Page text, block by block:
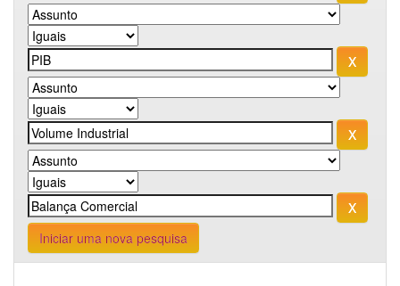
Iniciar uma nova pesquisa